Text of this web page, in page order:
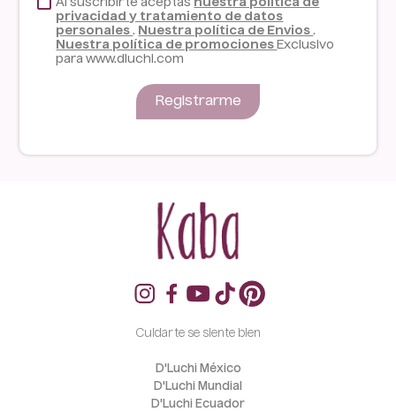
privacidad y tratamiento de datos
personales. Nuestra política de Envios.
Nuestra política de promociones Exclusivo
para www.dluchi.com
Registrarme
Cuidarte se siente bien
D'Luchi México
D'Luchi Mundial
D'Luchi Ecuador